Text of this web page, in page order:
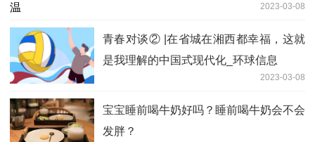
2023-03-08
青春对谈② |在省城在湘西都幸福，这就
是我理解的中国式现代化_环球信息
2023-03-08
宝宝睡前喝牛奶好吗？睡前喝牛奶会不会
发胖？